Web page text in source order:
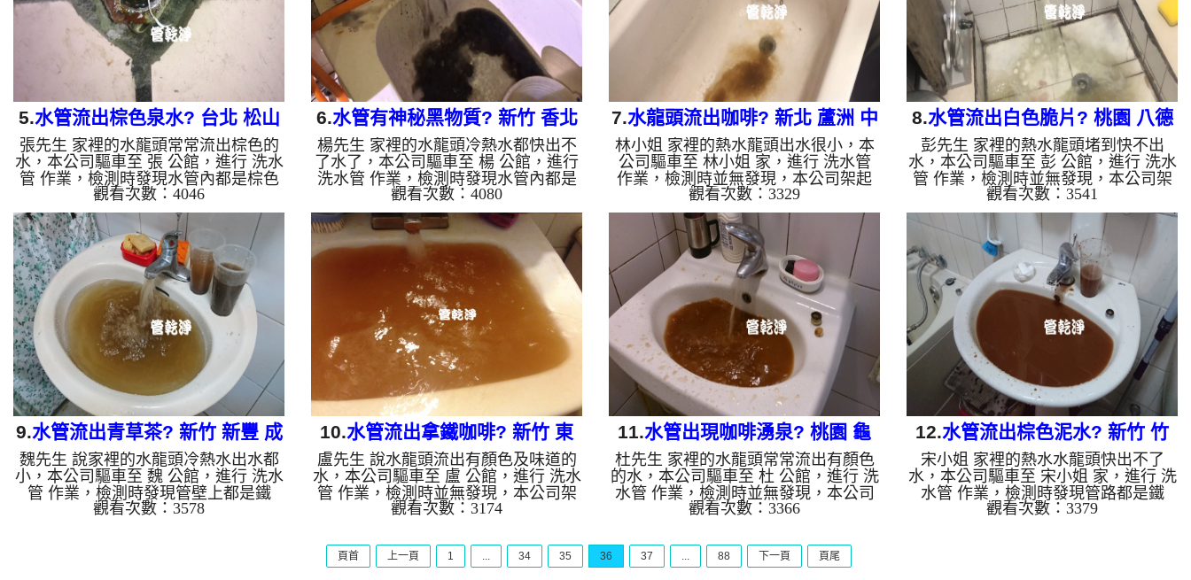
的水就會是咖啡色，地下水含有氧化
錳，管壁上會結成黑色管垢，洗出來的
水會跟石油一樣黑，有些洗出綠色的
水，...
都是泥，如下圖片影片，三個多小時
後，管路清洗乾淨能正常用水了!! 如是
自來水，如水管老化，會產生鐵鏽跟泥
沙堆積，洗...
泥沙堆積，洗出來的水就會是咖啡色，
地下水含有氧化錳，管壁上會結成黑色
管垢，洗出來的水會跟石油一樣黑，有
些洗...
鐵鏽跟泥沙堆積，洗出來的水就會是咖
啡色，地下水含有氧化錳，管壁上會結
成黑色管垢，洗出來的水會跟石油一樣
黑...
5.水管流出棕色泉水? 台北 松山
八德路 水管清洗
張先生 家裡的水龍頭常常流出棕色的
水，本公司驅車至 張 公館，進行 洗水
管 作業，檢測時發現水管內都是棕色
鐵鏽，本公司架起 高周波水管清洗
機，灌入 檸檬酸 至管路裡面，等了約
15分，開啟 水管清洗機 ，啟動 螺旋
波 模式，一開始就洗出棕黑色泉水，
越洗就越髒顏色就越深，看起來與咖啡
一樣，如下圖片影片，兩個多小時後，
出水變乾淨出水量也變大了!! 如是自來
水，如水管老化，會產生鐵鏽跟泥沙堆
積，洗出來的水就會是咖啡色，地下水
含有氧化錳，管壁上會結成黑色管垢，
洗出來的水會跟石油一樣黑，有些洗出
綠色的...
觀看次數：4046
6.水管有神秘黑物質? 新竹 香北
路 洗水管
楊先生 家裡的水龍頭冷熱水都快出不
了水了，本公司驅車至 楊 公館，進行
洗水管 作業，檢測時發現水管內都是
黑色管垢，本公司架起 高周波水管清
洗機，灌入 檸檬酸 至管路裡面，等了
約15分，開啟 水管清洗機 ，啟動 螺旋
波 模式，因為屋主用的是地下水，一
開始就洗出黃黑色髒水，越洗就越髒顏
色就越深，如下圖片影片，四個小時
後，出水變乾淨出水量也變大了!! 如是
自來水，如水管老化，會產生鐵鏽跟泥
沙堆積，洗出來的水就會是咖啡色，地
下水含有氧化錳，管壁上會結成黑色管
垢，洗出來的水會跟石油一樣黑，有些
洗出...
觀看次數：4080
7.水龍頭流出咖啡? 新北 蘆洲 中
山一路 清洗水管
林小姐 家裡的熱水龍頭出水很小，本
公司驅車至 林小姐 家，進行 洗水管
作業，檢測時並無發現，本公司架起
高周波水管清洗機，灌入 檸檬酸 至管
路裡面，等了約15分，開啟 水管清洗
機 ，啟動 螺旋波 模式，一開始熱水就
洗出棕色髒水，越洗就越髒，就像是咖
啡一樣，如下圖片影片，兩個小時後，
水管清洗乾淨出水量恢復了!! 如是自來
水，如水管老化，會產生鐵鏽跟泥沙堆
積，洗出來的水就會是咖啡色，地下水
含有氧化錳，管壁上會結成黑色管垢，
洗出來的水會跟石油一樣黑，有些洗出
綠色的水，是因為裡面有銅的物質，生
鏽...
觀看次數：3329
8.水管流出白色脆片? 桃園 八德
永忠街 水管清洗
彭先生 家裡的熱水龍頭堵到快不出
水，本公司驅車至 彭 公館，進行 洗水
管 作業，檢測時並無發現，本公司架
起 高周波水管清洗機，灌入 檸檬酸 至
管路裡面，等了約15分，開啟 水管清
洗機 ，啟動 螺旋波 模式，一開始熱水
就洗出黃綠色髒水，越洗顏色就越深，
如下圖片影片，兩個小時後，排水處多
了一堆碳酸鈣，像是白色脆片，水管清
洗乾淨出水量恢復了!! 如是自來水，如
水管老化，會產生鐵鏽跟泥沙堆積，洗
出來的水就會是咖啡色，地下水含有氧
化錳，管壁上會結成黑色管垢，洗出來
的水會跟石油一樣黑，有些洗出綠色的
水...
觀看次數：3541
9.水管流出青草茶? 新竹 新豐 成
德路 洗水管
魏先生 說家裡的水龍頭冷熱水出水都
小，本公司驅車至 魏 公館，進行 洗水
管 作業，檢測時發現管壁上都是鐵
鏽，本公司架起 高周波水管清洗機，
觀看次數：3578
10.水管流出拿鐵咖啡? 新竹 東
光路 清洗水管
盧先生 說水龍頭流出有顏色及味道的
水，本公司驅車至 盧 公館，進行 洗水
管 作業，檢測時並無發現，本公司架
起 高周波水管清洗機，灌入 檸檬酸 至
洗機 ，啟動 螺旋波 模式，一開始就洗
出白棕色髒水，看起來就跟拿鐵咖啡一
觀看次數：3174
11.水管出現咖啡湧泉? 桃園 龜
山 忠義路 水管清洗
杜先生 家裡的水龍頭常常流出有顏色
的水，本公司驅車至 杜 公館，進行 洗
水管 作業，檢測時並無發現，本公司
架起 高周波水管清洗機，灌入 檸檬
管清洗機 ，啟動 螺旋波 模式，一開始
就洗出棕色髒水，越洗就越髒顏色就越
觀看次數：3366
12.水管流出棕色泥水? 新竹 竹
北 環北路 洗水管
宋小姐 家裡的熱水水龍頭快出不了
水，本公司驅車至 宋小姐 家，進行 洗
水管 作業，檢測時發現管路都是鐵
鏽，本公司架起 高周波水管清洗機，
觀看次數：3379
頁首 上一頁 1 ... 34 35 36 37 ... 88 下一頁 頁尾